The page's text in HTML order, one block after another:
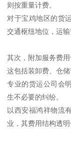
则按重量计费。
对于宝鸡地区的货
交通枢纽地位，运
其次，附加服务费用
这包括装卸费、仓
专业的货运公司会
生不必要的纠纷。
以西安福鸿祥物流
业，其费用结构透